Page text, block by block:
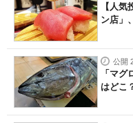
【人
ン店」
公開
「マ
はどこ